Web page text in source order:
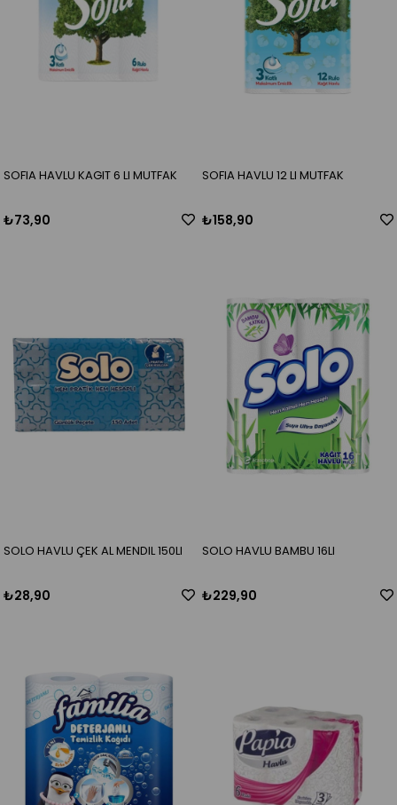
SOFIA HAVLU KAGIT 6 LI MUTFAK
₺73,90
SOFIA HAVLU 12 LI MUTFAK
₺158,90
SOLO HAVLU ÇEK AL MENDIL 150LI
₺28,90
SOLO HAVLU BAMBU 16LI
₺229,90